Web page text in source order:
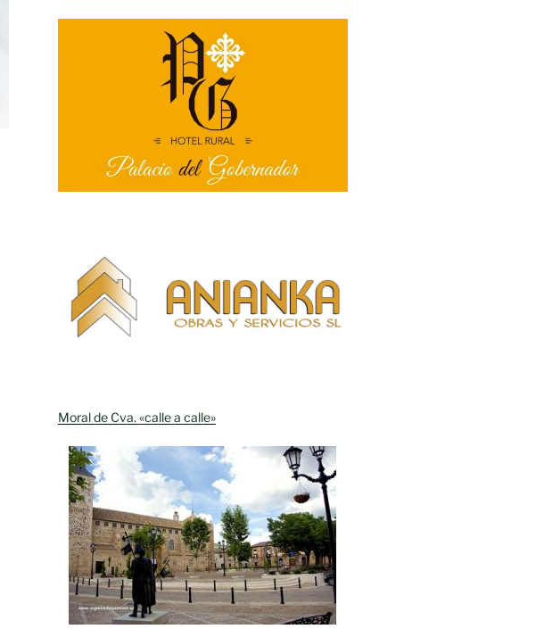
Moral de Cva. «calle a calle»